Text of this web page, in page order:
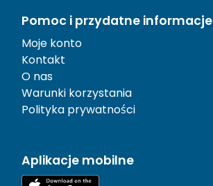
Pomoc i przydatne informacje
Moje konto
Kontakt
O nas
Warunki korzystania
Polityka prywatności
Aplikacje mobilne